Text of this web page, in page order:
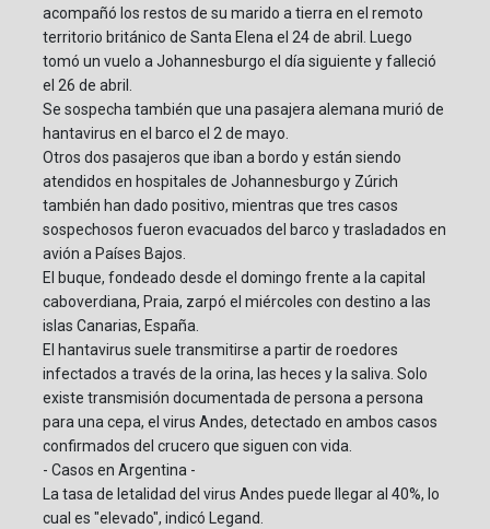
acompañó los restos de su marido a tierra en el remoto
territorio británico de Santa Elena el 24 de abril. Luego
tomó un vuelo a Johannesburgo el día siguiente y falleció
el 26 de abril.
Se sospecha también que una pasajera alemana murió de
hantavirus en el barco el 2 de mayo.
Otros dos pasajeros que iban a bordo y están siendo
atendidos en hospitales de Johannesburgo y Zúrich
también han dado positivo, mientras que tres casos
sospechosos fueron evacuados del barco y trasladados en
avión a Países Bajos.
El buque, fondeado desde el domingo frente a la capital
caboverdiana, Praia, zarpó el miércoles con destino a las
islas Canarias, España.
El hantavirus suele transmitirse a partir de roedores
infectados a través de la orina, las heces y la saliva. Solo
existe transmisión documentada de persona a persona
para una cepa, el virus Andes, detectado en ambos casos
confirmados del crucero que siguen con vida.
- Casos en Argentina -
La tasa de letalidad del virus Andes puede llegar al 40%, lo
cual es "elevado", indicó Legand.